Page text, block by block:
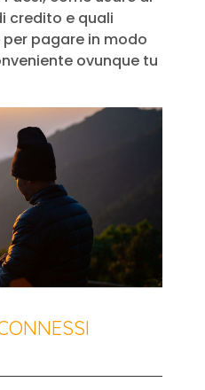
credito e quali
pagare in modo
ovunque tu